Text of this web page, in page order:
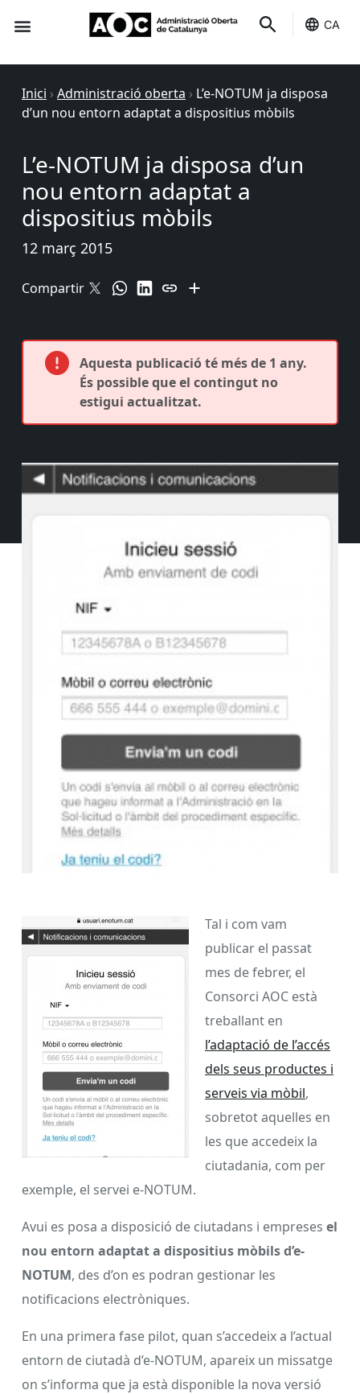
CA
Inici › Administració oberta › L’e-NOTUM ja disposa
d’un nou entorn adaptat a dispositius mòbils
L’e-NOTUM ja disposa d’un
nou entorn adaptat a
dispositius mòbils
12 març 2015
Compartir
Aquesta publicació té més de 1 any.
És possible que el contingut no
estigui actualitzat.
Tal i com vam
publicar el passat
mes de febrer, el
Consorci AOC està
treballant en
l’adaptació de l’accés
dels seus productes i
serveis via mòbil,
sobretot aquelles en
les que accedeix la
ciutadania, com per
exemple, el servei e-NOTUM.
Avui es posa a disposició de ciutadans i empreses el
nou entorn adaptat a dispositius mòbils d’e-
NOTUM, des d’on es podran gestionar les
notificacions electròniques.
En una primera fase pilot, quan s’accedeix a l’actual
entorn de ciutadà d’e-NOTUM, apareix un missatge
on s’informa que ja està disponible la nova versió